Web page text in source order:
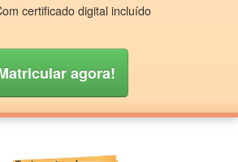
certificado digital incluído
agora!